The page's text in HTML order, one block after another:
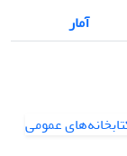
آمار